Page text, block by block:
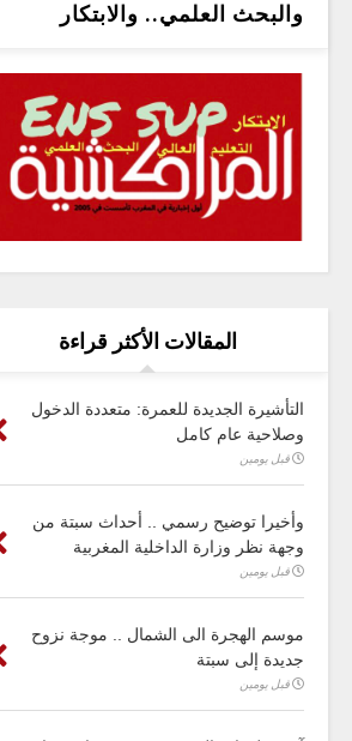
والبحث العلمي.. والابتكار
المقالات الأكثر قراءة
التأشيرة الجديدة للعمرة: متعددة الدخول
وصلاحية عام كامل
قبل يومين
وأخيرا توضيح رسمي .. أحداث سبتة من
وجهة نظر وزارة الداخلية المغربية
قبل يومين
موسم الهجرة الى الشمال .. موجة نزوح
جديدة إلى سبتة
قبل يومين